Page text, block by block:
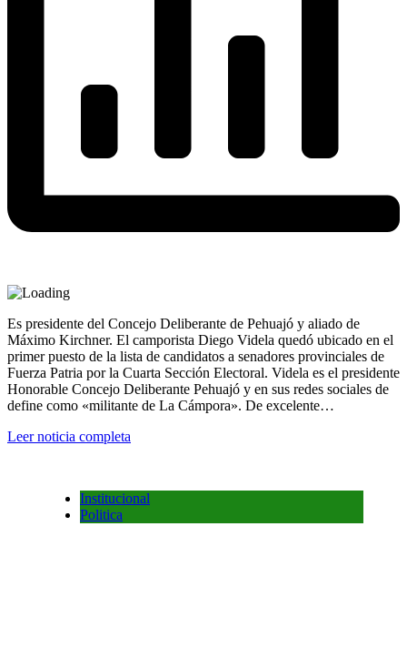
Es presidente del Concejo Deliberante de Pehuajó y aliado de
Máximo Kirchner. El camporista Diego Videla quedó ubicado en el
primer puesto de la lista de candidatos a senadores provinciales de
Fuerza Patria por la Cuarta Sección Electoral. Videla es el presidente
Honorable Concejo Deliberante Pehuajó y en sus redes sociales de
define como «militante de La Cámpora». De excelente…
Leer noticia completa
Institucional
Politica